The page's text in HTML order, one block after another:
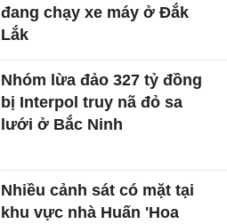
đang chạy xe máy ở Đắk
Lắk
Nhóm lừa đảo 327 tỷ đồng
bị Interpol truy nã đỏ sa
lưới ở Bắc Ninh
Nhiều cảnh sát có mặt tại
khu vực nhà Huấn 'Hoa